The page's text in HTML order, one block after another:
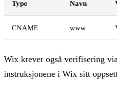
Type Navn
CNAME www
Wix krever også verifisering
instruksjonene i Wix sitt